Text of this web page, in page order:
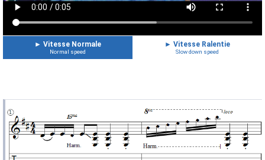
► Vitesse Normale
Normal speed
► Vitesse Ralentie
Slow down speed